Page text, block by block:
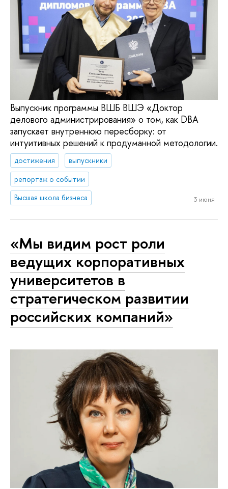
Выпускник программы ВШБ ВШЭ «Доктор
делового администрирования» о том, как DBA
запускает внутреннюю пересборку: от
интуитивных решений к продуманной методологии.
достижения
выпускники
репортаж о событии
Высшая школа бизнеса
3 июня
«Мы видим рост роли
ведущих корпоративных
университетов в
стратегическом развитии
российских компаний»